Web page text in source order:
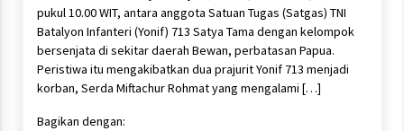
pukul 10.00 WIT, antara anggota Satuan Tugas (Satgas) TNI
Batalyon Infanteri (Yonif) 713 Satya Tama dengan kelompok
bersenjata di sekitar daerah Bewan, perbatasan Papua.
Peristiwa itu mengakibatkan dua prajurit Yonif 713 menjadi
korban, Serda Miftachur Rohmat yang mengalami […]
Bagikan dengan: